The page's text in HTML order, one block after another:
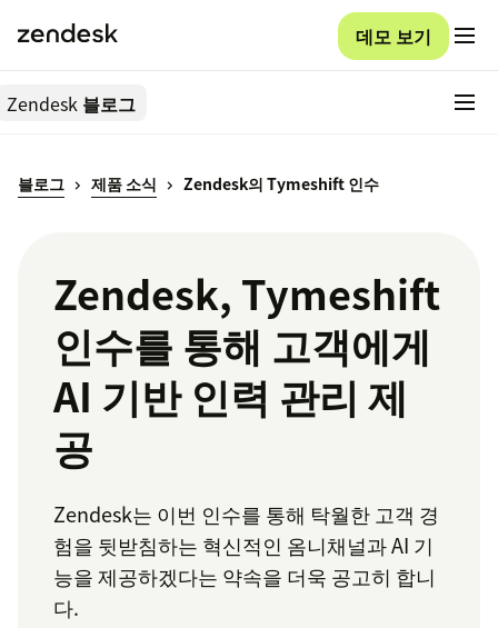
데모 보기
Zendesk 블로그
블로그 제품 소식 Zendesk의 Tymeshift 인수
Zendesk, Tymeshift
인수를 통해 고객에게
AI 기반 인력 관리 제
공
Zendesk는 이번 인수를 통해 탁월한 고객 경
험을 뒷받침하는 혁신적인 옴니채널과 AI 기
능을 제공하겠다는 약속을 더욱 공고히 합니
다.